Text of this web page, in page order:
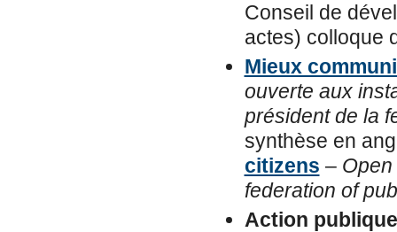
Conseil de
actes) colloque
Mieux
ouverte aux
président de la
synthèse en
citizens –
federation of
Action